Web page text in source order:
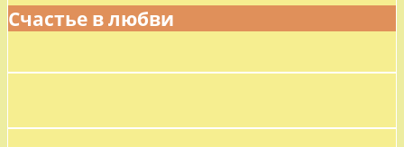
Счастье в любви